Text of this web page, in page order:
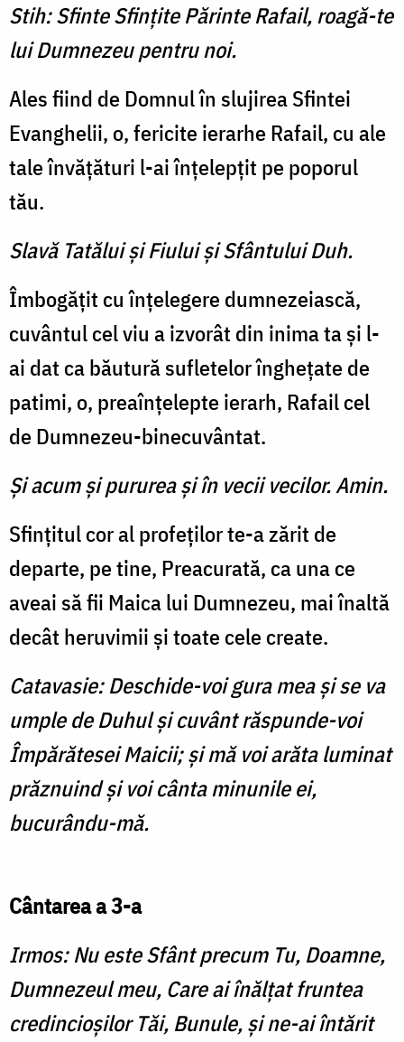
Stih: Sfinte Sfințite Părinte Rafail, roagă-te
lui Dumnezeu pentru noi.
Ales fiind de Domnul în slujirea Sfintei
Evanghelii, o, fericite ierarhe Rafail, cu ale
tale învățături l-ai înțelepțit pe poporul
tău.
Slavă Tatălui şi Fiului şi Sfântului Duh.
Îmbogățit cu înțelegere dumnezeiască,
cuvântul cel viu a izvorât din inima ta și l-
ai dat ca băutură sufletelor înghețate de
patimi, o, preaînțelepte ierarh, Rafail cel
de Dumnezeu-binecuvântat.
Şi acum şi pururea şi în vecii vecilor. Amin.
Sfințitul cor al profeților te-a zărit de
departe, pe tine, Preacurată, ca una ce
aveai să fii Maica lui Dumnezeu, mai înaltă
decât heruvimii și toate cele create.
Catavasie: Deschide-voi gura mea și se va
umple de Duhul și cuvânt răspunde-voi
Împărătesei Maicii; și mă voi arăta luminat
prăznuind și voi cânta minunile ei,
bucurându-mă.
Cântarea a 3-a
Irmos: Nu este Sfânt precum Tu, Doamne,
Dumnezeul meu, Care ai înălțat fruntea
credincioșilor Tăi, Bunule, și ne-ai întărit